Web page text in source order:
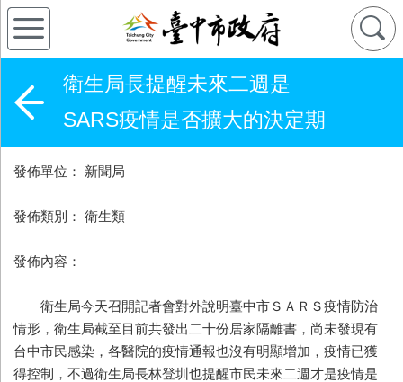
衛生局長提醒未來二週是
SARS疫情是否擴大的決定期
發佈單位： 新聞局
發佈類別： 衛生類
發佈內容：
衛生局今天召開記者會對外說明臺中市ＳＡＲＳ疫情防治
情形，衛生局截至目前共發出二十份居家隔離書，尚未發現有
台中市民感染，各醫院的疫情通報也沒有明顯增加，疫情已獲
得控制，不過衛生局長林登圳也提醒市民未來二週才是疫情是